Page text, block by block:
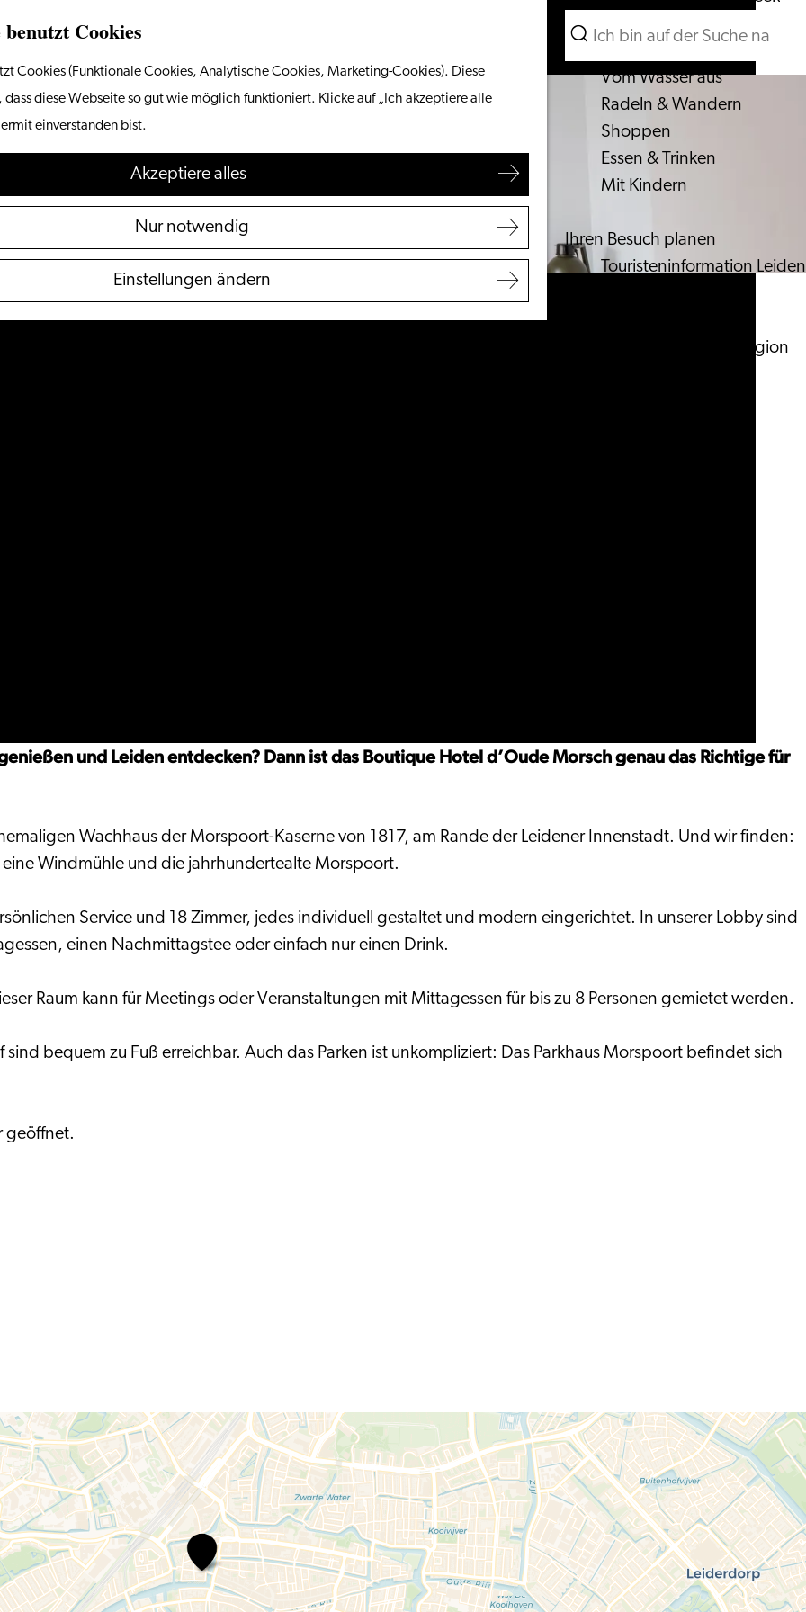
benutzt Cookies
Cookies (Funktionale Cookies, Analytische Cookies, Marketing-Cookies). Diese
dass diese Webseite so gut wie möglich funktioniert. Klicke auf „Ich akzeptiere alle
einverstanden bist.
Akzeptiere alles
Nur notwendig
Einstellungen ändern
Menü
Suchen
Vom Wasser aus
Radeln & Wandern
Shoppen
Essen & Trinken
Mit Kindern
Ihren Besuch planen
Touristeninformation Leiden
Entdecken Sie die Region
Suchen
und Leiden entdecken? Dann ist das Boutique Hotel d’Oude Morsch genau das Richtige für
Wachhaus der Morspoort-Kaserne von 1817, am Rande der Leidener Innenstadt. Und wir finden:
Windmühle und die jahrhundertealte Morspoort.
Service und 18 Zimmer, jedes individuell gestaltet und modern eingerichtet. In unserer Lobby sind
einen Nachmittagstee oder einfach nur einen Drink.
Raum kann für Meetings oder Veranstaltungen mit Mittagessen für bis zu 8 Personen gemietet werden.
bequem zu Fuß erreichbar. Auch das Parken ist unkompliziert: Das Parkhaus Morspoort befindet sich
geöffnet.
Boutique
Hotel
d’Oude
Morsch